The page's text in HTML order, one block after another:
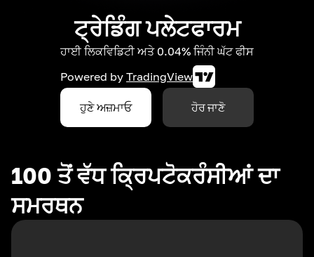
ਟ੍ਰੇਡਿੰਗ ਪਲੇਟਫਾਰਮ
ਹਾਈ ਲਿਕਵਿਡਿਟੀ ਅਤੇ 0.04% ਜਿੰਨੀ ਘੱਟ ਫੀਸ
Powered by TradingView
ਹੁਣੇ ਅਜ਼ਮਾਓ ਹੋਰ ਜਾਣੋ
100 ਤੋਂ ਵੱਧ ਕ੍ਰਿਪਟੋਕਰੰਸੀਆਂ ਦਾ
ਸਮਰਥਨ